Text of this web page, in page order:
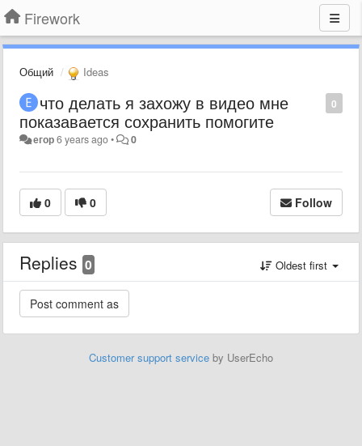
Firework
Общий Ideas
0
что делать я захожу в видео мне
показавается сохранить помогите
егор6 years ago• 0
0 0 Follow
Replies 0 Oldest first
Customer support service by UserEcho